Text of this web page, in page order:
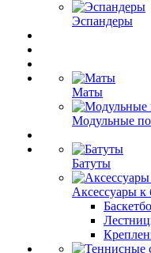
Эспандеры
Маты
Модульные
Батуты
Аксессуары к